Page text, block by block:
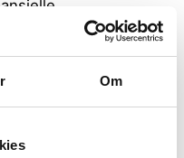
Om
hvis levering
er
ophører,